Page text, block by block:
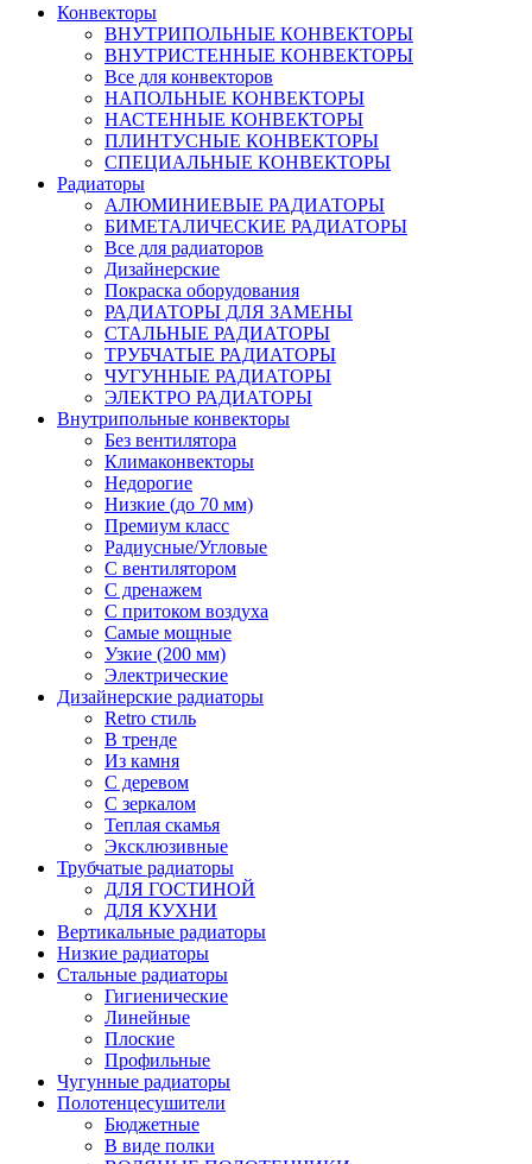
Конвекторы
ВНУТРИПОЛЬНЫЕ КОНВЕКТОРЫ
ВНУТРИСТЕННЫЕ КОНВЕКТОРЫ
Все для конвекторов
НАПОЛЬНЫЕ КОНВЕКТОРЫ
НАСТЕННЫЕ КОНВЕКТОРЫ
ПЛИНТУСНЫЕ КОНВЕКТОРЫ
СПЕЦИАЛЬНЫЕ КОНВЕКТОРЫ
Радиаторы
АЛЮМИНИЕВЫЕ РАДИАТОРЫ
БИМЕТАЛИЧЕСКИЕ РАДИАТОРЫ
Все для радиаторов
Дизайнерские
Покраска оборудования
РАДИАТОРЫ ДЛЯ ЗАМЕНЫ
СТАЛЬНЫЕ РАДИАТОРЫ
ТРУБЧАТЫЕ РАДИАТОРЫ
ЧУГУННЫЕ РАДИАТОРЫ
ЭЛЕКТРО РАДИАТОРЫ
Внутрипольные конвекторы
Без вентилятора
Климаконвекторы
Недорогие
Низкие (до 70 мм)
Премиум класс
Радиусные/Угловые
С вентилятором
С дренажем
С притоком воздуха
Самые мощные
Узкие (200 мм)
Электрические
Дизайнерские радиаторы
Retro стиль
В тренде
Из камня
С деревом
С зеркалом
Теплая скамья
Эксклюзивные
Трубчатые радиаторы
ДЛЯ ГОСТИНОЙ
ДЛЯ КУХНИ
Вертикальные радиаторы
Низкие радиаторы
Стальные радиаторы
Гигиенические
Линейные
Плоские
Профильные
Чугунные радиаторы
Полотенцесушители
Бюджетные
В виде полки